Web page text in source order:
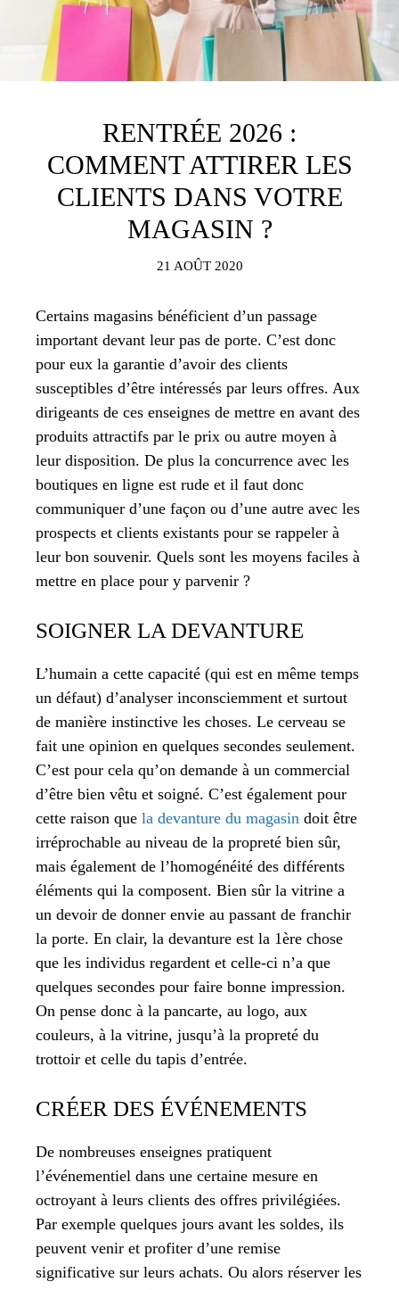
RENTRÉE 2026 :
COMMENT ATTIRER LES
CLIENTS DANS VOTRE
MAGASIN ?
21 AOÛT 2020
Certains magasins bénéficient d’un passage
important devant leur pas de porte. C’est donc
pour eux la garantie d’avoir des clients
susceptibles d’être intéressés par leurs offres. Aux
dirigeants de ces enseignes de mettre en avant des
produits attractifs par le prix ou autre moyen à
leur disposition. De plus la concurrence avec les
boutiques en ligne est rude et il faut donc
communiquer d’une façon ou d’une autre avec les
prospects et clients existants pour se rappeler à
leur bon souvenir. Quels sont les moyens faciles à
mettre en place pour y parvenir ?
SOIGNER LA DEVANTURE
L’humain a cette capacité (qui est en même temps
un défaut) d’analyser inconsciemment et surtout
de manière instinctive les choses. Le cerveau se
fait une opinion en quelques secondes seulement.
C’est pour cela qu’on demande à un commercial
d’être bien vêtu et soigné. C’est également pour
cette raison que la devanture du magasin doit être
irréprochable au niveau de la propreté bien sûr,
mais également de l’homogénéité des différents
éléments qui la composent. Bien sûr la vitrine a
un devoir de donner envie au passant de franchir
la porte. En clair, la devanture est la 1ère chose
que les individus regardent et celle-ci n’a que
quelques secondes pour faire bonne impression.
On pense donc à la pancarte, au logo, aux
couleurs, à la vitrine, jusqu’à la propreté du
trottoir et celle du tapis d’entrée.
CRÉER DES ÉVÉNEMENTS
De nombreuses enseignes pratiquent
l’événementiel dans une certaine mesure en
octroyant à leurs clients des offres privilégiées.
Par exemple quelques jours avant les soldes, ils
peuvent venir et profiter d’une remise
significative sur leurs achats. Ou alors réserver les